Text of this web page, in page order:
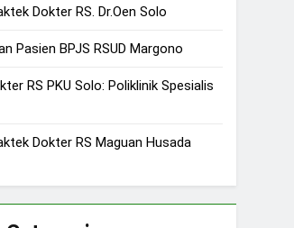
Dokter RS. Dr.Oen Solo
Pasien BPJS RSUD Margono
RS PKU Solo: Poliklinik Spesialis
Dokter RS Maguan Husada